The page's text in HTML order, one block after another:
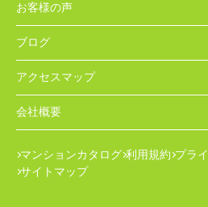
お客様の声
ブログ
アクセスマップ
会社概要
マンションカタログ 利用規約 プラ
サイトマップ